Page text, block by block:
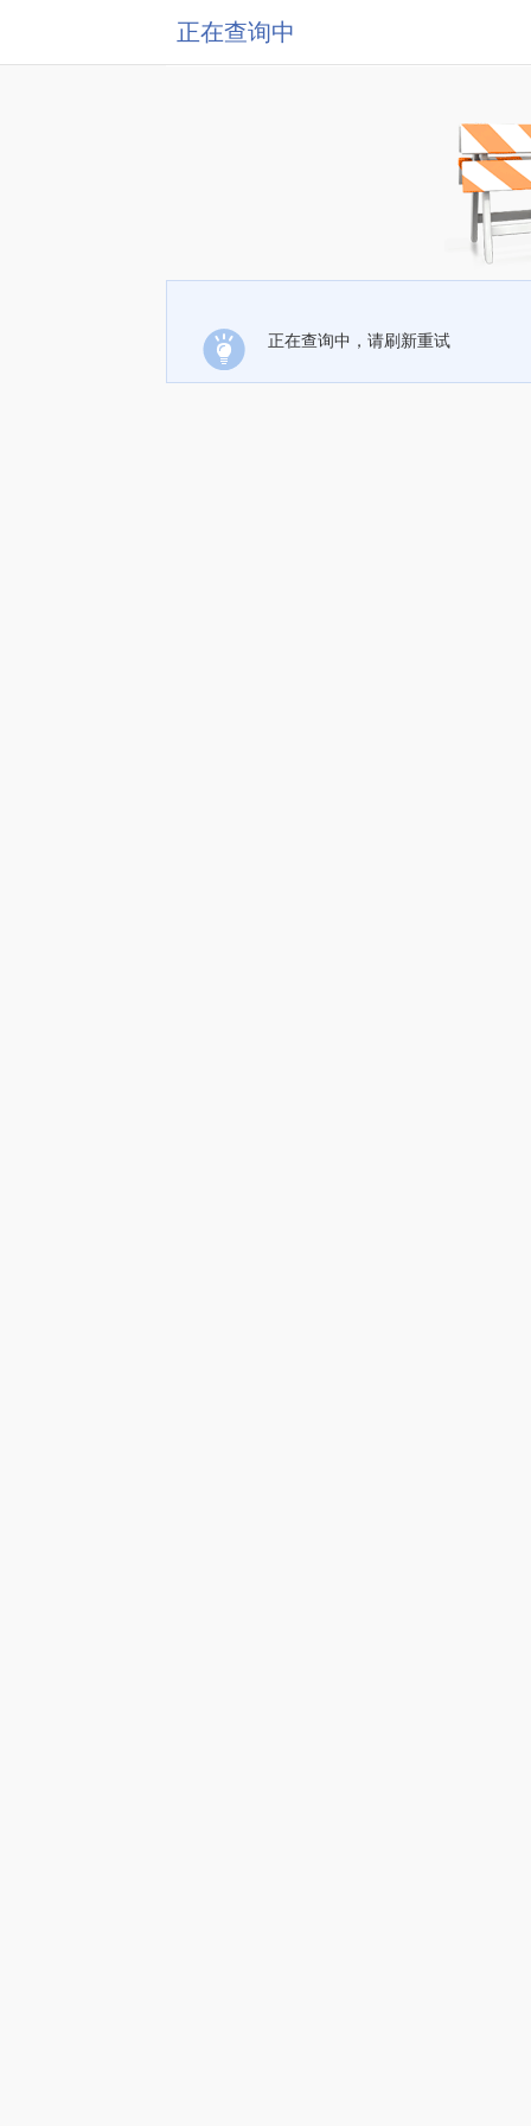
正在查询中
正在查询中，请刷新重试